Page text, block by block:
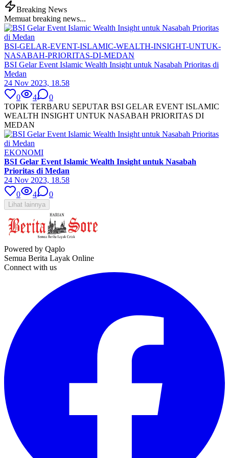
Breaking News
Memuat breaking news...
BSI-GELAR-EVENT-ISLAMIC-WEALTH-INSIGHT-UNTUK-
NASABAH-PRIORITAS-DI-MEDAN
BSI Gelar Event Islamic Wealth Insight untuk Nasabah Prioritas di
Medan
24 Nov 2023, 18.58
0
4
0
TOPIK TERBARU SEPUTAR BSI GELAR EVENT ISLAMIC
WEALTH INSIGHT UNTUK NASABAH PRIORITAS DI
MEDAN
EKONOMI
BSI Gelar Event Islamic Wealth Insight untuk Nasabah
Prioritas di Medan
24 Nov 2023, 18.58
0
4 0
Lihat lainnya
Powered by Qaplo
Semua Berita Layak Online
Connect with us